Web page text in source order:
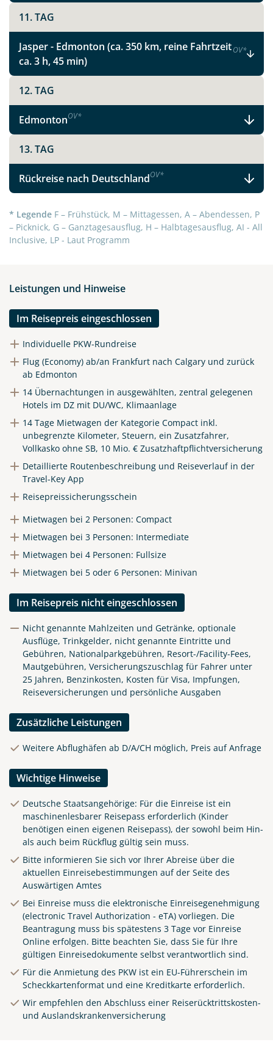
Entdecken Sie Albertas Rockies und seine
Prärielandschaften
Facebook
X
WhatsApp
Telegram
per E-Mail senden
Link kopieren
11. TAG
Jasper - Edmonton (ca. 350 km, reine Fahrtzeit
ca. 3 h, 45 min)
OV*
12. TAG
EdmontonOV*
13. TAG
Rückreise nach DeutschlandOV*
* Legende F – Frühstück, M – Mittagessen, A – Abendessen, P
– Picknick, G – Ganztagesausflug, H – Halbtagesausflug, AI - All
Inclusive, LP - Laut Programm
Leistungen und Hinweise
Im Reisepreis eingeschlossen
Individuelle PKW-Rundreise
Flug (Economy) ab/an Frankfurt nach Calgary und zurück
ab Edmonton
14 Übernachtungen in ausgewählten, zentral gelegenen
Hotels im DZ mit DU/WC, Klimaanlage
14 Tage Mietwagen der Kategorie Compact inkl.
unbegrenzte Kilometer, Steuern, ein Zusatzfahrer,
Vollkasko ohne SB, 10 Mio. € Zusatzhaftpflichtversicherung
Detaillierte Routenbeschreibung und Reiseverlauf in der
Travel-Key App
Reisepreissicherungsschein
Mietwagen bei 2 Personen: Compact
Mietwagen bei 3 Personen: Intermediate
Mietwagen bei 4 Personen: Fullsize
Mietwagen bei 5 oder 6 Personen: Minivan
Im Reisepreis nicht eingeschlossen
Nicht genannte Mahlzeiten und Getränke, optionale
Ausflüge, Trinkgelder, nicht genannte Eintritte und
Gebühren, Nationalparkgebühren, Resort-/Facility-Fees,
Mautgebühren, Versicherungszuschlag für Fahrer unter
25 Jahren, Benzinkosten, Kosten für Visa, Impfungen,
Reiseversicherungen und persönliche Ausgaben
Zusätzliche Leistungen
Weitere Abflughäfen ab D/A/CH möglich, Preis auf Anfrage
Wichtige Hinweise
Deutsche Staatsangehörige: Für die Einreise ist ein
maschinenlesbarer Reisepass erforderlich (Kinder
benötigen einen eigenen Reisepass), der sowohl beim Hin-
als auch beim Rückflug gültig sein muss.
Bitte informieren Sie sich vor Ihrer Abreise über die
aktuellen Einreisebestimmungen auf der Seite des
Auswärtigen Amtes
Bei Einreise muss die elektronische Einreisegenehmigung
(electronic Travel Authorization - eTA) vorliegen. Die
Beantragung muss bis spätestens 3 Tage vor Einreise
Online erfolgen. Bitte beachten Sie, dass Sie für Ihre
gültigen Einreisedokumente selbst verantwortlich sind.
Für die Anmietung des PKW ist ein EU-Führerschein im
Scheckkartenformat und eine Kreditkarte erforderlich.
Wir empfehlen den Abschluss einer Reiserücktrittskosten-
und Auslandskrankenversicherung